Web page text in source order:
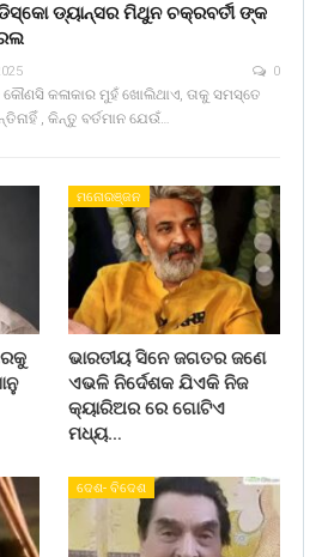
ଡ୍ୟାନ୍ସର ମିଥୁନ ଚକ୍ରବର୍ତୀ ଙ୍କ
0
କଳାକାର ମୁହଁ ଖୋଲିଥାଏ, ତାକୁ ସମସ୍ତେ
, କିନ୍ତୁ ବର୍ତମାନ ଯେଉଁ…
ମନୋରଞ୍ଜନ
ଭାରତୀୟ ସିନେ ଜଗତର ଜଣେ
ଏଭଳି ନିର୍ଦେଶକ ଯିଏକି ନିଜ
କ୍ୟାରିଅର ରେ ଗୋଟିଏ
ମଧ୍ୟ…
ଦେଶ- ବିଦେଶ